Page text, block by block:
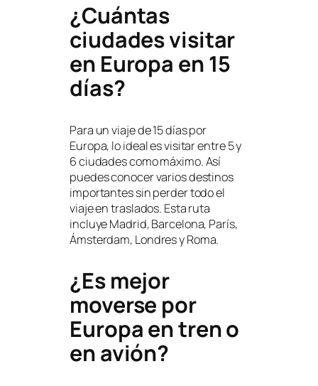
¿Cuántas
ciudades visitar
en Europa en 15
días?
Para un viaje de 15 días por
Europa, lo ideal es visitar entre 5 y
6 ciudades como máximo. Así
puedes conocer varios destinos
importantes sin perder todo el
viaje en traslados. Esta ruta
incluye Madrid, Barcelona, París,
Ámsterdam, Londres y Roma.
¿Es mejor
moverse por
Europa en tren o
en avión?